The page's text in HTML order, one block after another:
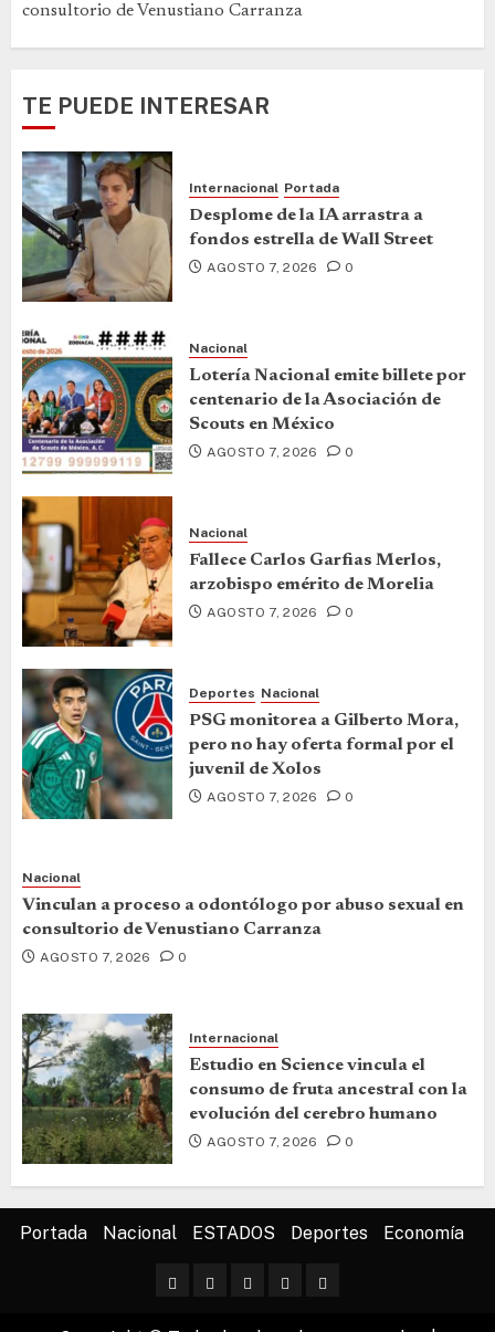
consultorio de Venustiano Carranza
TE PUEDE INTERESAR
Internacional Portada
Desplome de la IA arrastra a
fondos estrella de Wall Street
AGOSTO 7, 2026 0
Nacional
Lotería Nacional emite billete por
centenario de la Asociación de
Scouts en México
AGOSTO 7, 2026 0
Nacional
Fallece Carlos Garfias Merlos,
arzobispo emérito de Morelia
AGOSTO 7, 2026 0
Deportes Nacional
PSG monitorea a Gilberto Mora,
pero no hay oferta formal por el
juvenil de Xolos
AGOSTO 7, 2026 0
Nacional
Vinculan a proceso a odontólogo por abuso sexual en
consultorio de Venustiano Carranza
AGOSTO 7, 2026 0
Internacional
Estudio en Science vincula el
consumo de fruta ancestral con la
evolución del cerebro humano
AGOSTO 7, 2026 0
Portada Nacional ESTADOS Deportes Economía